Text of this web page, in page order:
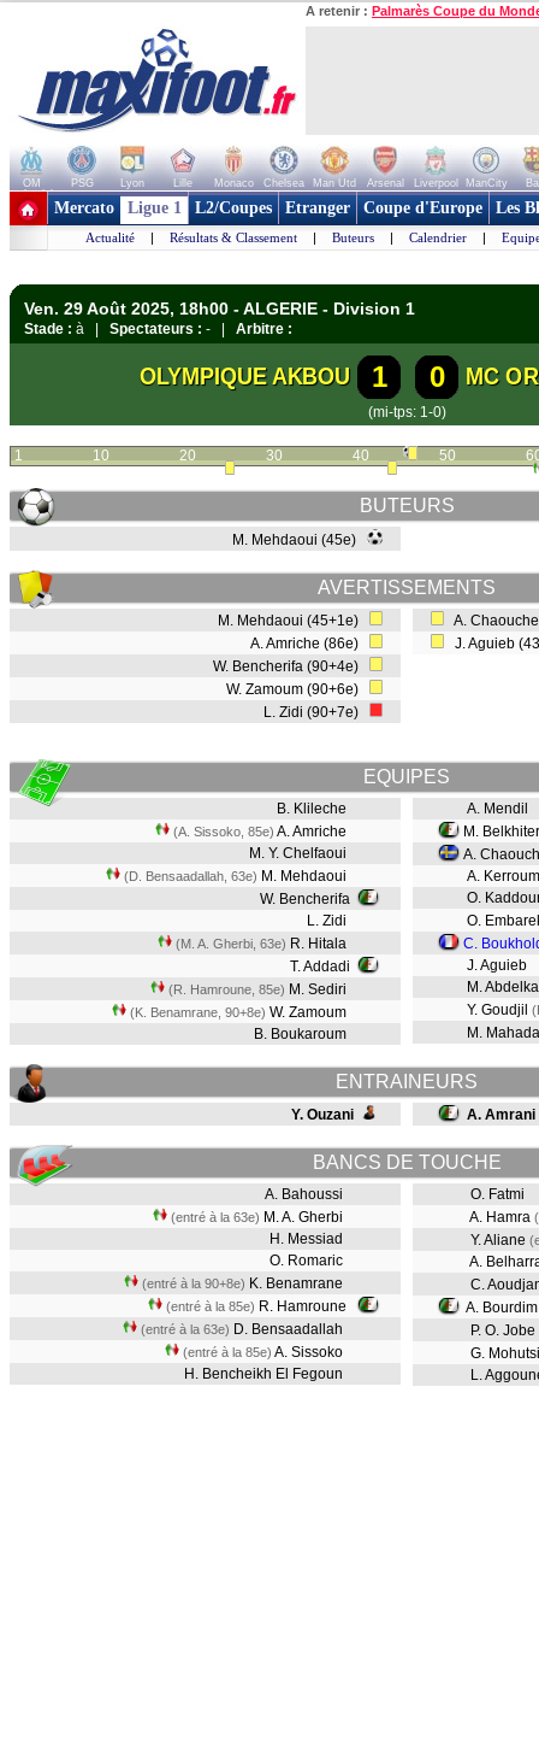
A retenir : Palmarès Coupe du
OM PSG Lyon Lille Monaco Chelsea Man Utd Arsenal Liverpool ManCity
+ de clubs
Mercato Ligue 1 L2/Coupes Etranger Coupe d'Europe Les
Actualité | Résultats & Classement | Buteurs | Calendrier |
Ven. 29 Août 2025, 18h00 - ALGERIE - Division 1
Stade : à | Spectateurs : - | Arbitre :
OLYMPIQUE AKBOU 1 0 MC
(mi-tps: 1-0)
1 10 20 30 40 50
BUTEURS
M. Mehdaoui (45e)
AVERTISSEMENTS
M. Mehdaoui (45+1e)
A. Amriche (86e)
W. Bencherifa (90+4e)
W. Zamoum (90+6e)
L. Zidi (90+7e)
A.
J. Aguieb
EQUIPES
B. Klileche
(A. Sissoko, 85e) A. Amriche
M. Y. Chelfaoui
(D. Bensaadallah, 63e) M. Mehdaoui
W. Bencherifa
L. Zidi
(M. A. Gherbi, 63e) R. Hitala
T. Addadi
(R. Hamroune, 85e) M. Sediri
(K. Benamrane, 90+8e) W. Zamoum
B. Boukaroum
A. Mendil
M. Belkhiter
A.
A. Kerroum
O.
O.
C.
J. Aguieb
M.
Y. Goudjil
M.
ENTRAINEURS
Y. Ouzani A. Amrani
BANCS DE TOUCHE
A. Bahoussi
(entré à la 63e) M. A. Gherbi
H. Messiad
O. Romaric
(entré à la 90+8e) K. Benamrane
(entré à la 85e) R. Hamroune
(entré à la 63e) D. Bensaadallah
(entré à la 85e) A. Sissoko
H. Bencheikh El Fegoun
O. Fatmi
A. Hamra
Y. Aliane
A.
C.
A. Bourdim
P. O. Jobe
G.
L.